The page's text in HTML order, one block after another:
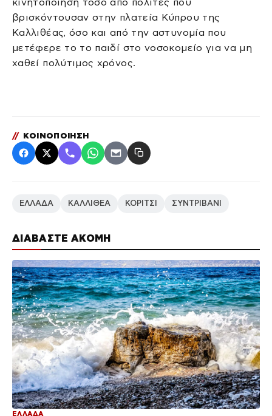
ΔΙΑΒΑΣΤΕ ΑΚΟΜΗ
ΕΛΛΑΔΑ
βρισκόντουσαν στην πλατεία Κύπρου της
Καλλιθέας, όσο και από την αστυνομία που
μετέφερε το το παιδί στο νοσοκομείο για να μη
χαθεί πολύτιμος χρόνος.
// ΚΟΙΝΟΠΟΙΗΣΗ
ΕΛΛΑΔΑ ΚΑΛΛΙΘΕΑ ΚΟΡΙΤΣΙ ΣΥΝΤΡΙΒΑΝΙ